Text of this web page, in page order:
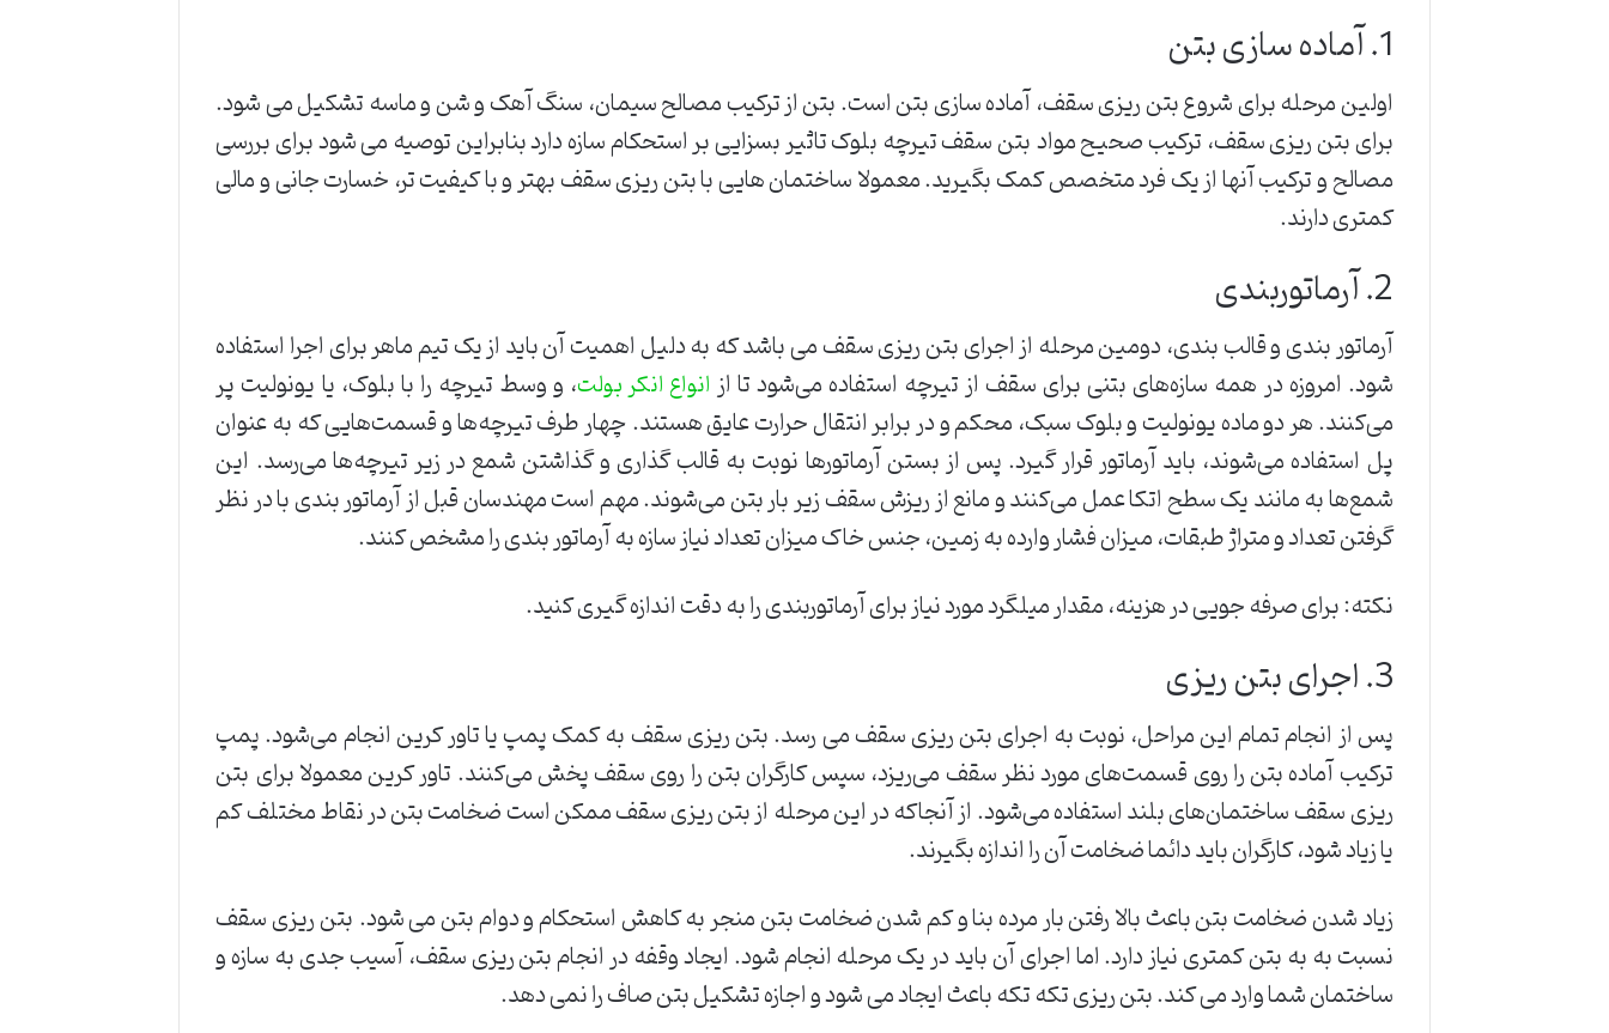
1. آماده سازی بتن
اولین مرحله برای شروع بتن ریزی سقف، آماده سازی بتن است. بتن از ترکیب مصالح سیمان، سنگ آهک و شن و ماسه تشکیل می شود.
برای بتن ریزی سقف، ترکیب صحیح مواد بتن سقف تیرچه بلوک تاثیر بسزایی بر استحکام سازه دارد بنابراین توصیه می شود برای بررسی
مصالح و ترکیب آنها از یک فرد متخصص کمک بگیرید. معمولا ساختمان هایی با بتن ریزی سقف بهتر و با کیفیت تر، خسارت جانی و مالی
کمتری دارند.
2. آرماتوربندی
آرماتور بندی و قالب بندی، دومین مرحله از اجرای بتن ریزی سقف می باشد که به دلیل اهمیت آن باید از یک تیم ماهر برای اجرا استفاده
شود. امروزه در همه سازه‌های بتنی برای سقف از تیرچه استفاده می‌شود تا ازانواع انکر بولت، و وسط تیرچه را با بلوک، یا یونولیت پر
می‌کنند. هر دو ماده یونولیت و بلوک سبک، محکم و در برابر انتقال حرارت عایق هستند. چهار طرف تیرچه‌ها و قسمت‌هایی که به عنوان
پل استفاده می‌شوند، باید آرماتور قرار گیرد. پس از بستن آرماتورها نوبت به قالب گذاری و گذاشتن شمع در زیر تیرچه‌ها می‌رسد. این
شمع‌ها به مانند یک سطح اتکا عمل می‌کنند و مانع از ریزش سقف زیر بار بتن می‌شوند. مهم است مهندسان قبل از آرماتور بندی با در نظر
گرفتن تعداد و متراژ طبقات، میزان فشار وارده به زمین، جنس خاک میزان تعداد نیاز سازه به آرماتور بندی را مشخص کنند.
نکته: برای صرفه جویی در هزینه، مقدار میلگرد مورد نیاز برای آرماتوربندی را به دقت اندازه گیری کنید.
3. اجرای بتن ریزی
پس از انجام تمام این مراحل، نوبت به اجرای بتن ریزی سقف می رسد. بتن ریزی سقف به کمک پمپ یا تاور کرین انجام می‌شود. پمپ
ترکیب آماده بتن را روی قسمت‌های مورد نظر سقف می‌ریزد، سپس کارگران بتن را روی سقف پخش می‌کنند. تاور کرین معمولا برای بتن
ریزی سقف‌ ساختمان‌های بلند استفاده می‌شود. از آنجاکه در این مرحله از بتن ریزی سقف ممکن است ضخامت بتن در نقاط مختلف کم
یا زیاد شود، کارگران باید دائما ضخامت آن را اندازه‌ بگیرند.
زیاد شدن ضخامت بتن باعث بالا رفتن بار مرده بنا و کم شدن ضخامت بتن منجر به کاهش استحکام و دوام بتن می شود. بتن ریزی سقف
نسبت به به بتن کمتری نیاز دارد. اما اجرای آن باید در یک مرحله انجام شود. ایجاد وقفه در انجام بتن ریزی سقف، آسیب جدی به سازه و
ساختمان شما وارد می کند. بتن ریزی تکه تکه باعث ایجاد می شود و اجازه تشکیل بتن صاف را نمی دهد.